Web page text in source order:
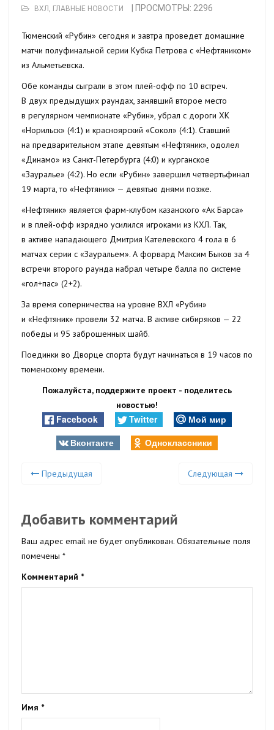
ВХЛ , ГЛАВНЫЕ НОВОСТИ | ПРОСМОТРЫ: 2296
Тюменский «Рубин» сегодня и завтра проведет домашние
матчи полуфинальной серии Кубка Петрова с «Нефтяником»
из Альметьевска.
Обе команды сыграли в этом плей-офф по 10 встреч.
В двух предыдущих раундах, занявший второе место
в регулярном чемпионате «Рубин», убрал с дороги ХК
«Норильск» (4:1) и красноярский «Сокол» (4:1). Ставший
на предварительном этапе девятым «Нефтяник», одолел
«Динамо» из Санкт-Петербурга (4:0) и курганское
«Зауралье» (4:2). Но если «Рубин» завершил четвертьфинал
19 марта, то «Нефтяник» — девятью днями позже.
«Нефтяник» является фарм-клубом казанского «Ак Барса»
и в плей-офф изрядно усилился игроками из КХЛ. Так,
в активе нападающего Дмитрия Кателевского 4 гола в 6
матчах серии с «Зауральем». А форвард Максим Быков за 4
встречи второго раунда набрал четыре балла по системе
«гол+пас» (2+2).
За время соперничества на уровне ВХЛ «Рубин»
и «Нефтяник» провели 32 матча. В активе сибиряков — 22
победы и 95 заброшенных шайб.
Поединки во Дворце спорта будут начинаться в 19 часов по
тюменскому времени.
Пожалуйста, поддержите проект - поделитесь
новостью!
Facebook Twitter
Мой мир
Вконтакте
Одноклассники
Предыдущая Следующая
Добавить комментарий
Ваш адрес email не будет опубликован. Обязательные поля
помечены *
Комментарий *
Имя *